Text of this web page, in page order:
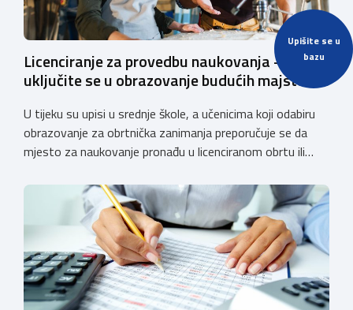
Upišite se u
bazu
Licenciranje za provedbu naukovanja –
uključite se u obrazovanje budućih majstora
U tijeku su upisi u srednje škole, a učenicima koji odabiru
obrazovanje za obrtnička zanimanja preporučuje se da
mjesto za naukovanje pronađu u licenciranom obrtu ili
koji još nemaju licenciju da pokrenu postupak
licenciranja kako bi budućim učenicima omogućili
kvalitetno i sigurno stjecanje praktičnih znanja, a
istodobno ulagali u razvoj […]